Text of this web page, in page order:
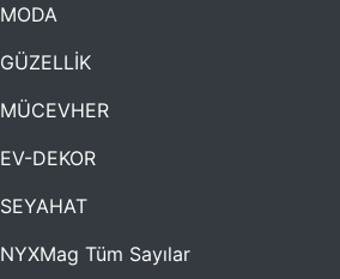
MODA
GÜZELLİK
MÜCEVHER
EV-DEKOR
SEYAHAT
NYXMag Tüm Sayılar